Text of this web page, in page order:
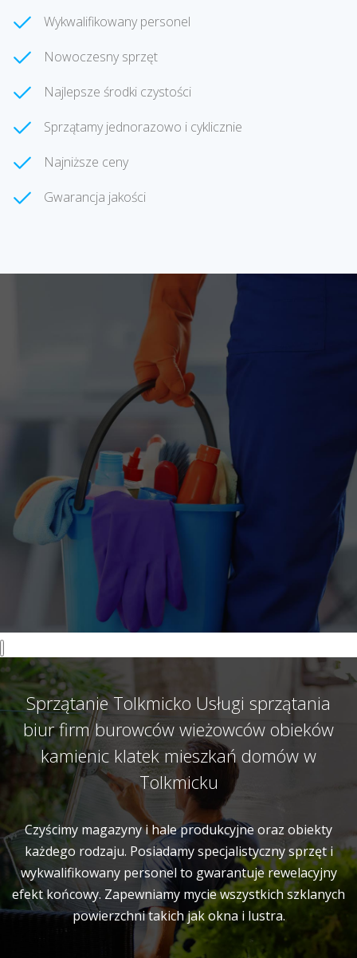
Wykwalifikowany personel
Nowoczesny sprzęt
Najlepsze środki czystości
Sprzątamy jednorazowo i cyklicznie
Najniższe ceny
Gwarancja jakości
Sprzątanie Tolkmicko Usługi sprzątania
biur firm burowców wieżowców obieków
kamienic klatek mieszkań domów w
Tolkmicku
Czyścimy magazyny i hale produkcyjne oraz obiekty
każdego rodzaju. Posiadamy specjalistyczny sprzęt i
wykwalifikowany personel to gwarantuje rewelacyjny
efekt końcowy. Zapewniamy mycie wszystkich szklanych
powierzchni takich jak okna i lustra.